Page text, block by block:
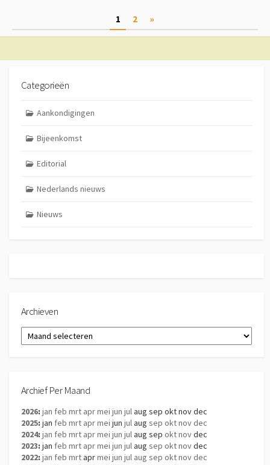
1 2 »
Categorieën
Aankondigingen
Bijeenkomst
Editorial
Nederlands nieuws
Nieuws
Archieven
Archieven
Archief Per Maand
2026: jan feb mrt aprmei jun jul aug sep oktnovdec
2025: jan feb mrt aprmei jun jul aug sep oktnov dec
2024: jan feb mrt aprmei jun jul aug sep oktnovdec
2023: jan feb mrt aprmei jun jul aug sep oktnovdec
2022: jan feb mrtaprmei jun jul aug sep oktnov dec